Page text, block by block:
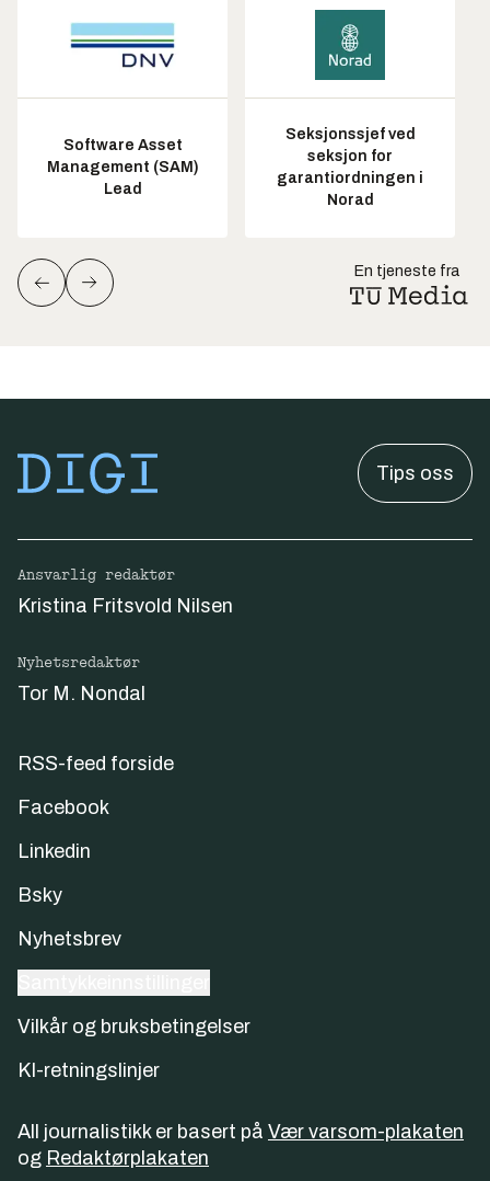
Software Asset
Management (SAM)
Lead
Seksjonssjef ved
seksjon for
garantiordningen i
Norad
En tjeneste fra
Tips oss
Ansvarlig redaktør
Kristina Fritsvold Nilsen
Nyhetsredaktør
Tor M. Nondal
RSS-feed forside
Facebook
Linkedin
Bsky
Nyhetsbrev
Vilkår og bruksbetingelser
KI-retningslinjer
All journalistikk er basert på Vær varsom-plakaten
og Redaktørplakaten